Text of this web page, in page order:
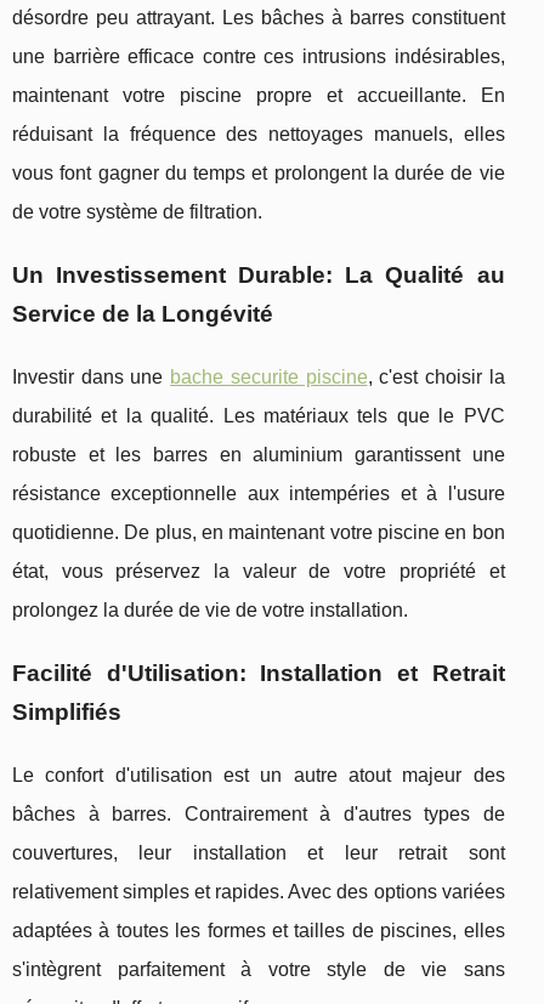
désordre peu attrayant. Les bâches à barres constituent
une barrière efficace contre ces intrusions indésirables,
maintenant votre piscine propre et accueillante. En
réduisant la fréquence des nettoyages manuels, elles
vous font gagner du temps et prolongent la durée de vie
de votre système de filtration.
Un Investissement Durable: La Qualité au
Service de la Longévité
Investir dans une bache securite piscine, c'est choisir la
durabilité et la qualité. Les matériaux tels que le PVC
robuste et les barres en aluminium garantissent une
résistance exceptionnelle aux intempéries et à l'usure
quotidienne. De plus, en maintenant votre piscine en bon
état, vous préservez la valeur de votre propriété et
prolongez la durée de vie de votre installation.
Facilité d'Utilisation: Installation et Retrait
Simplifiés
Le confort d'utilisation est un autre atout majeur des
bâches à barres. Contrairement à d'autres types de
couvertures, leur installation et leur retrait sont
relativement simples et rapides. Avec des options variées
adaptées à toutes les formes et tailles de piscines, elles
s'intègrent parfaitement à votre style de vie sans